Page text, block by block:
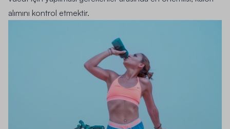
alımını kontrol etmektir.